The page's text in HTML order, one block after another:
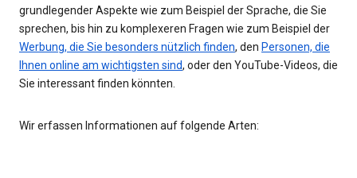
grundlegender Aspekte wie zum Beispiel der Sprache, die Sie
sprechen, bis hin zu komplexeren Fragen wie zum Beispiel der
Werbung, die Sie besonders nützlich finden, den Personen, die
Ihnen online am wichtigsten sind, oder den YouTube-Videos, die
Sie interessant finden könnten.
Wir erfassen Informationen auf folgende Arten: